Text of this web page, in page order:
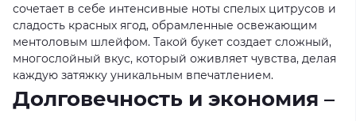
сочетает в себе интенсивные ноты спелых цитрусов и
сладость красных ягод, обрамленные освежающим
ментоловым шлейфом. Такой букет создает сложный,
многослойный вкус, который оживляет чувства, делая
каждую затяжку уникальным впечатлением.
Долговечность и экономия –